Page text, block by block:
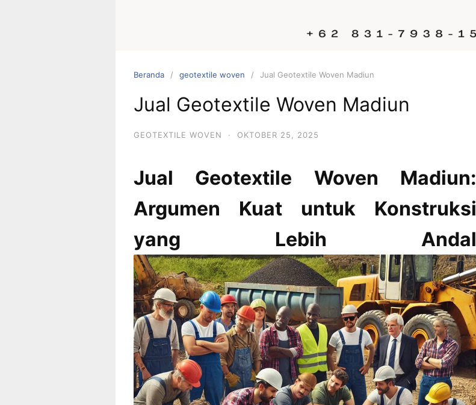
Beranda geotextile woven Jual Geotextile Woven Madiun
Jual Geotextile Woven Madiun
GEOTEXTILE WOVEN · OKTOBER 25, 2025
Jual Geotextile Woven Madiun:
Argumen Kuat untuk Konstruksi
yang Lebih Andal